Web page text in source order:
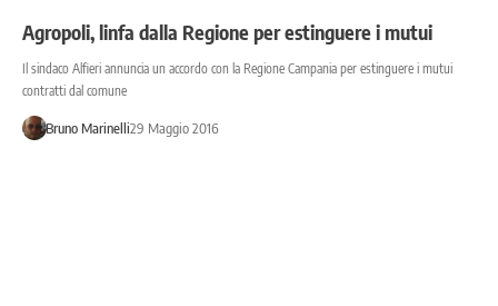
Agropoli, linfa dalla Regione per estinguere i mutui
Il sindaco Alfieri annuncia un accordo con la Regione Campania per estinguere i mutui
contratti dal comune
Bruno Marinelli29 Maggio 2016